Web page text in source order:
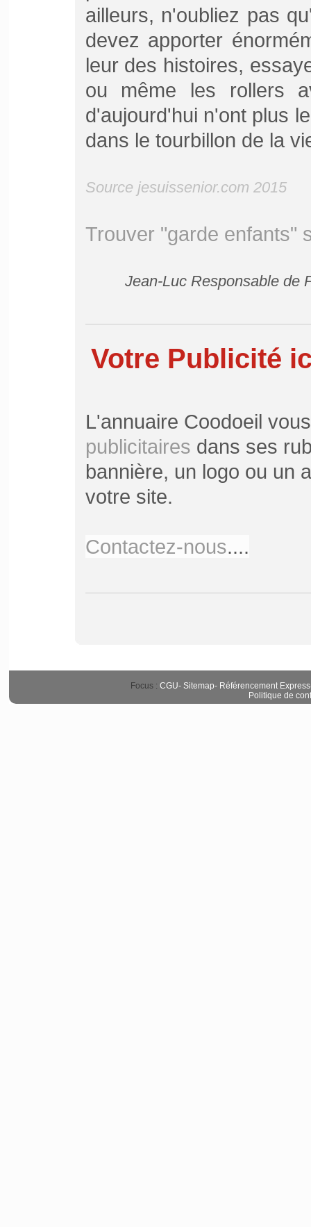
ailleurs, n'oubliez pas
devez apporter
leur des histoires,
ou même les rollers
d'aujourd'hui n'ont plus
dans le tourbillon de la
Source jesuissenior.com 2015
Trouver "garde enfants"
Jean-Luc Responsable de
Votre Publicité
L'annuaire Coodoeil
publicitaires dans ses
bannière, un logo ou un
votre site.
Contactez-nous....
Focus : CGU- Sitemap- Référencement Express
Politique de